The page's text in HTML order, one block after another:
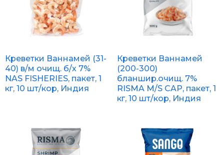
Креветки Ваннамей (31-
40) в/м очищ. б/х 7%
NAS FISHERIES, пакет, 1
кг, 10 шт/кор, Индия
Креветки Ваннамей
(200-300)
бланшир.очищ. 7%
RISMA M/S CAP, пакет, 1
кг, 10 шт/кор, Индия